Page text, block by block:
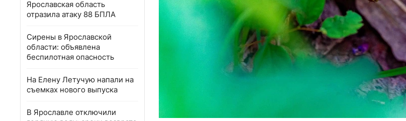
Ярославская область
отразила атаку 88 БПЛА
Сирены в Ярославской
области: объявлена
беспилотная опасность
На Елену Летучую напали на
съемках нового выпуска
В Ярославле отключили